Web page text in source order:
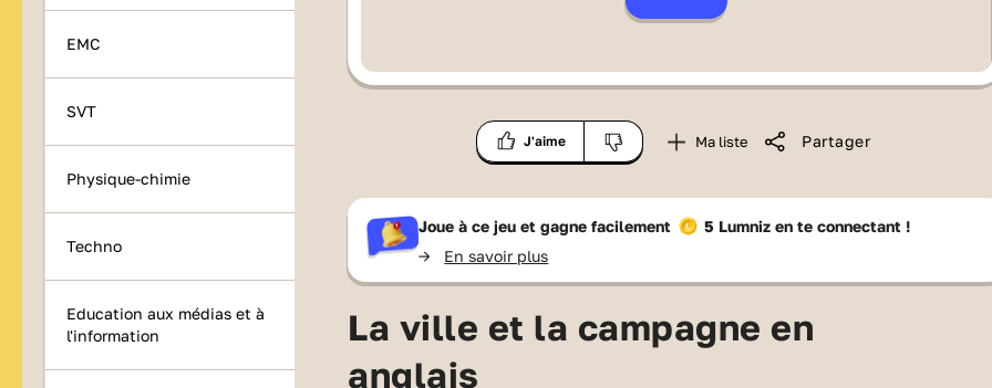
EMC
SVT
Physique-chimie
Techno
Education aux médias et à
l'information
J'aime Ma liste Partager
Joue à ce jeu et gagne facilement 5 Lumnizen te connectant !
-> En savoir plus
La ville et la campagne en
anglais